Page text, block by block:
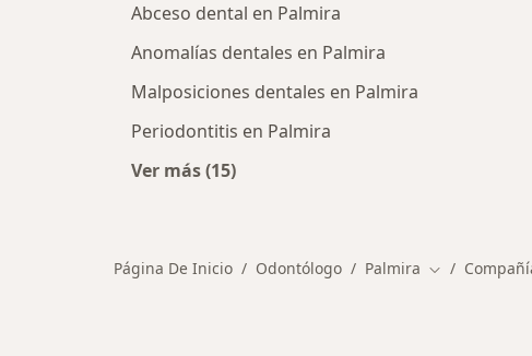
Abceso dental en Palmira
Anomalías dentales en Palmira
Malposiciones dentales en Palmira
Periodontitis en Palmira
Ver más (15)
Página De Inicio Odontólogo Palmira Cambiar de